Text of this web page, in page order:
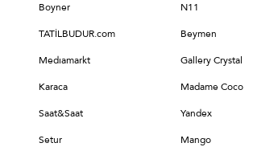
Boyner N11
TATİLBUDUR.com Beymen
Medıamarkt Gallery Crystal
Karaca Madame Coco
Saat&Saat Yandex
Setur Mango